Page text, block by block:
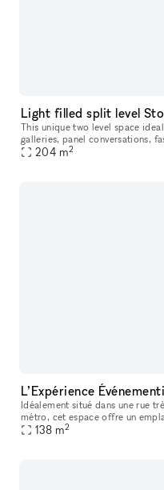
This unique two level space
galleries, panel conversations,
more. With a total ceiling
204 m2
Idéalement situé dans une rue
métro, cet espace offre un
138 m2